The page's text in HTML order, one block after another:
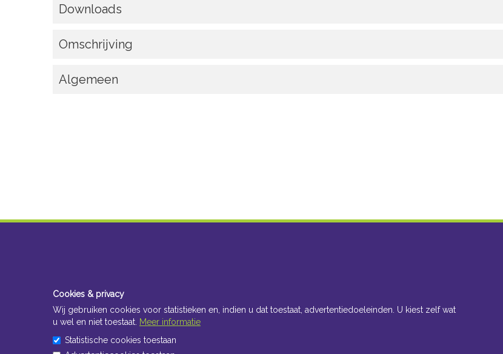
Downloads
Omschrijving
Algemeen
Cookies & privacy
Wij gebruiken cookies voor statistieken en, indien u dat toestaat, advertentiedoeleinden. U kiest zelf wat
u wel en niet toestaat. Meer informatie
Statistische cookies toestaan